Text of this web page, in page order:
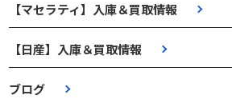
【マセラティ】入庫＆買取情報
【日産】入庫＆買取情報
ブログ